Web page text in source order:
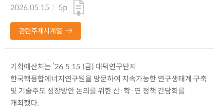
2026.05.15
5p
관련주제시계열
기획예산처는 ’26.5.15.(금) 대덕연구단지
한국핵융합에너지연구원을 방문하여 지속가능한 연구생태계 구축
및 기술주도 성장방안 논의를 위한 산·학·연 정책 간담회를
개최했다.